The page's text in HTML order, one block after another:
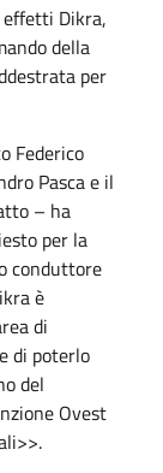
Dikra,
della
per
Federico
Pasca e il
– ha
per la
conduttore
è
di
di poterlo
del
Ovest